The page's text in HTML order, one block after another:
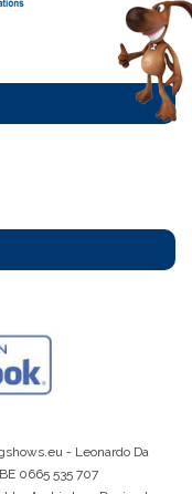
- Leonardo Da
BE 0665 535 707